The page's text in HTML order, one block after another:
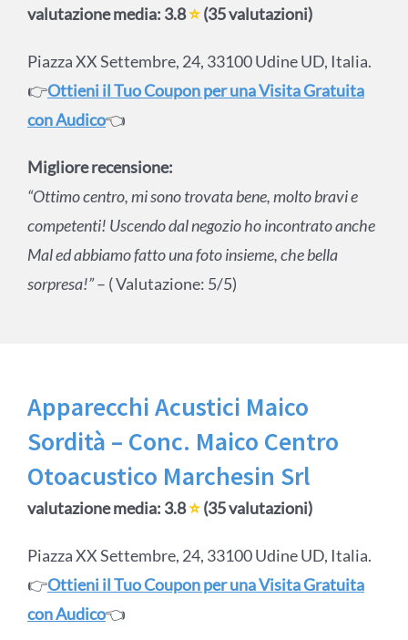
valutazione media: 3.8⭐(35 valutazioni)
Piazza XX Settembre, 24, 33100 Udine UD, Italia.
👉Ottieni il Tuo Coupon per una Visita Gratuita
con Audico👈
Migliore recensione:
“Ottimo centro, mi sono trovata bene, molto bravi e
competenti! Uscendo dal negozio ho incontrato anche
Mal ed abbiamo fatto una foto insieme, che bella
sorpresa!”– ( Valutazione: 5/5)
Apparecchi Acustici Maico
Sordità – Conc. Maico Centro
Otoacustico Marchesin Srl
valutazione media: 3.8⭐(35 valutazioni)
Piazza XX Settembre, 24, 33100 Udine UD, Italia.
👉Ottieni il Tuo Coupon per una Visita Gratuita
con Audico👈